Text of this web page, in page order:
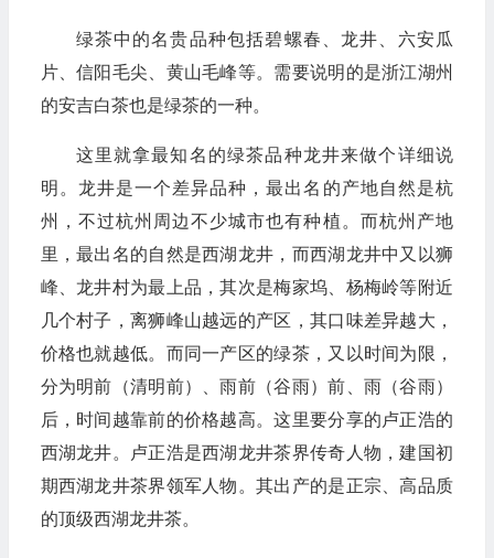
绿茶中的名贵品种包括碧螺春、龙井、六安瓜
片、信阳毛尖、黄山毛峰等。需要说明的是浙江湖州
的安吉白茶也是绿茶的一种。
这里就拿最知名的绿茶品种龙井来做个详细说
明。龙井是一个差异品种，最出名的产地自然是杭
州，不过杭州周边不少城市也有种植。而杭州产地
里，最出名的自然是西湖龙井，而西湖龙井中又以狮
峰、龙井村为最上品，其次是梅家坞、杨梅岭等附近
几个村子，离狮峰山越远的产区，其口味差异越大，
价格也就越低。而同一产区的绿茶，又以时间为限，
分为明前（清明前）、雨前（谷雨）前、雨（谷雨）
后，时间越靠前的价格越高。这里要分享的卢正浩的
西湖龙井。卢正浩是西湖龙井茶界传奇人物，建国初
期西湖龙井茶界领军人物。其出产的是正宗、高品质
的顶级西湖龙井茶。